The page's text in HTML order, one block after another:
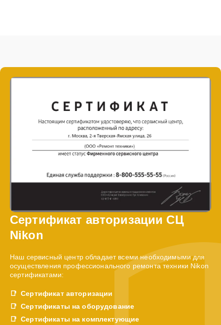
Сертификат авторизации СЦ
Nikon
Наш сервисный центр обладает всеми необходимыми для
осуществления профессионального ремонта техники Nikon
сертификатами:
Сертификат авторизации
Сертификаты на оборудование
Сертификаты на комплектующие